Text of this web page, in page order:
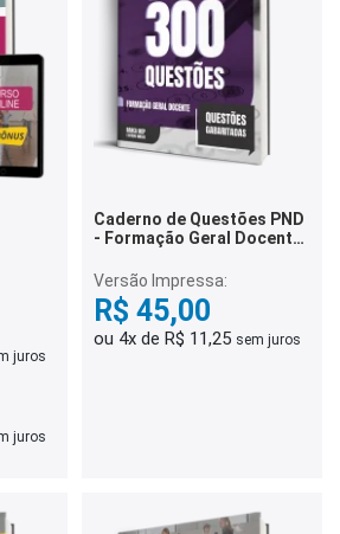
juros
juros
Caderno de Questões PND
- Formação Geral Docente
Gabaritadas
Versão Impressa:
R$ 45,00
ou 4x de R$ 11,25 sem juros